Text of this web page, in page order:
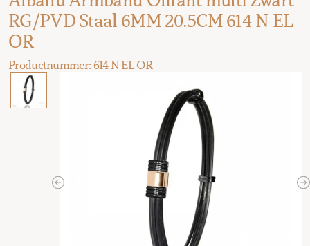
RG/PVD Staal 6MM 20.5CM 614 N EL
OR
Previous